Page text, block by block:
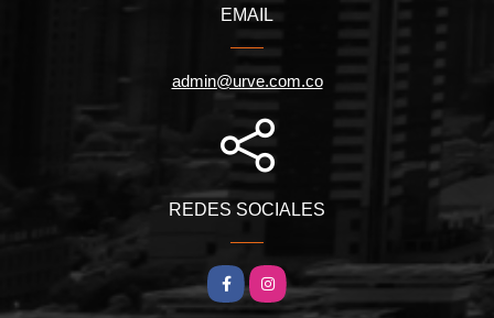
EMAIL
admin@urve.com.co
REDES SOCIALES
FacebookInstagram